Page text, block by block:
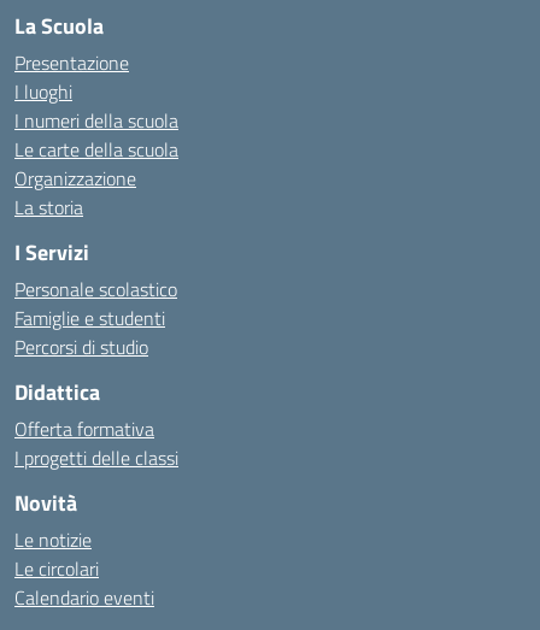
La Scuola
Presentazione
I luoghi
I numeri della scuola
Le carte della scuola
Organizzazione
La storia
I Servizi
Personale scolastico
Famiglie e studenti
Percorsi di studio
Didattica
Offerta formativa
I progetti delle classi
Novità
Le notizie
Le circolari
Calendario eventi